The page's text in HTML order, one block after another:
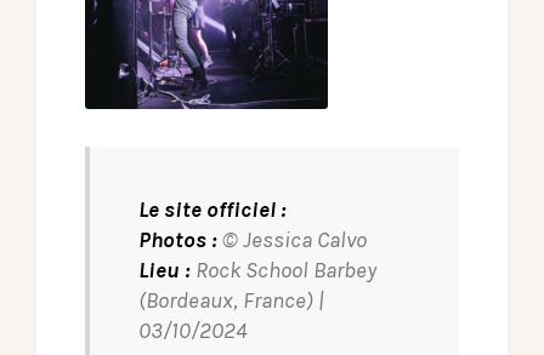
Le site officiel :
Photos :© Jessica Calvo
Lieu : Rock School Barbey
(Bordeaux, France) |
03/10/2024